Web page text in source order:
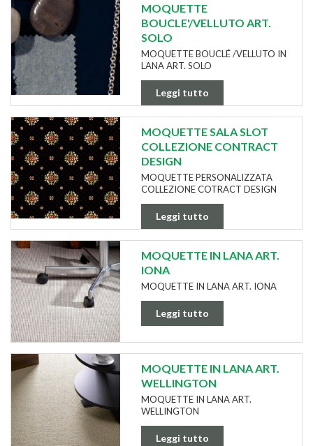
MOQUETTE
BOUCLE'/VELLUTO ART.
SOLO
MOQUETTE BOUCLÉ /VELLUTO IN
LANA ART. SOLO
Leggi tutto
MOQUETTE SALA SLOT
COLLEZIONE CONTRACT
DESIGN
MOQUETTE PERSONALIZZATA
COLLEZIONE COTRACT DESIGN
Leggi tutto
MOQUETTE IN LANA ART.
IONA
MOQUETTE IN LANA ART. IONA
Leggi tutto
MOQUETTE IN LANA ART.
WELLINGTON
MOQUETTE IN LANA ART.
WELLINGTON
Leggi tutto